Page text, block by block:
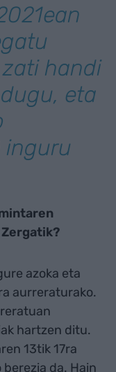
handi
eta
inguru
azoka eta
aurreraturako.
hartzen ditu.
13tik 17ra
berezia da. Hain